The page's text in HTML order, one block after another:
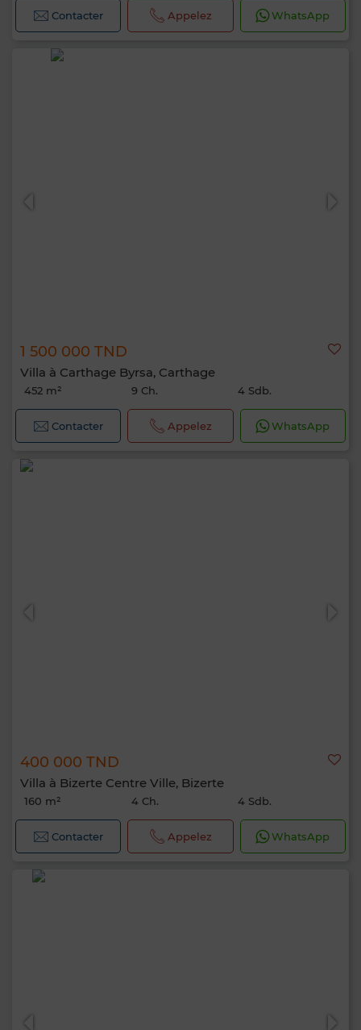
Contacter Appelez WhatsApp
1 500 000 TND
Villa à Carthage Byrsa, Carthage
452 m² 9 Ch. 4 Sdb.
Contacter Appelez WhatsApp
400 000 TND
Villa à Bizerte Centre Ville, Bizerte
160 m² 4 Ch. 4 Sdb.
Contacter Appelez WhatsApp